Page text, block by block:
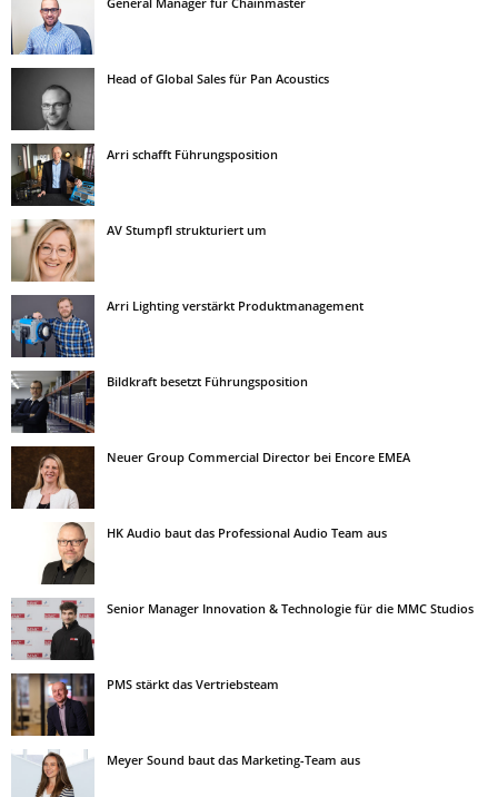
Head of Global Sales für Pan Acoustics
Arri schafft Führungsposition
AV Stumpfl strukturiert um
Arri Lighting verstärkt Produktmanagement
Bildkraft besetzt Führungsposition
Neuer Group Commercial Director bei Encore EMEA
HK Audio baut das Professional Audio Team aus
Senior Manager Innovation & Technologie für die MMC Studios
PMS stärkt das Vertriebsteam
Meyer Sound baut das Marketing-Team aus